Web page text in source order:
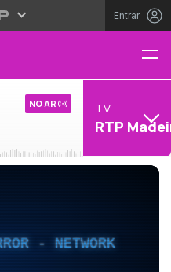
Entrar
NO AR TV
RTP
- NETWORK